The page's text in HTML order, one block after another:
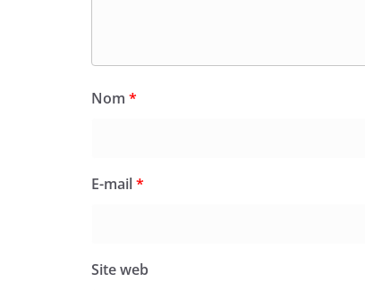
Nom *
E-mail*
Site web